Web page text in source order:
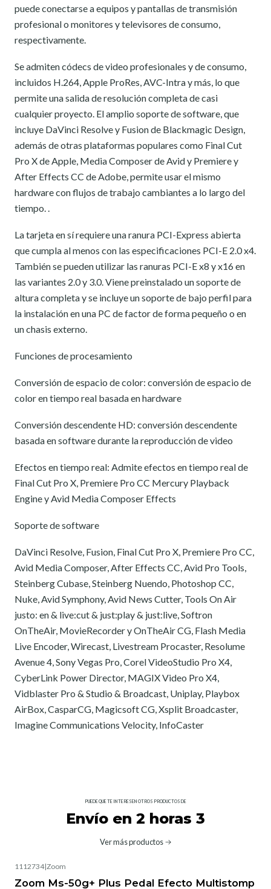
puede conectarse a equipos y pantallas de transmisión
profesional o monitores y televisores de consumo,
respectivamente.
Se admiten códecs de video profesionales y de consumo,
incluidos H.264, Apple ProRes, AVC-Intra y más, lo que
permite una salida de resolución completa de casi
cualquier proyecto. El amplio soporte de software, que
incluye DaVinci Resolve y Fusion de Blackmagic Design,
además de otras plataformas populares como Final Cut
Pro X de Apple, Media Composer de Avid y Premiere y
After Effects CC de Adobe, permite usar el mismo
hardware con flujos de trabajo cambiantes a lo largo del
tiempo. .
La tarjeta en sí requiere una ranura PCI-Express abierta
que cumpla al menos con las especificaciones PCI-E 2.0 x4.
También se pueden utilizar las ranuras PCI-E x8 y x16 en
las variantes 2.0 y 3.0. Viene preinstalado un soporte de
altura completa y se incluye un soporte de bajo perfil para
la instalación en una PC de factor de forma pequeño o en
un chasis externo.
Funciones de procesamiento
Conversión de espacio de color: conversión de espacio de
color en tiempo real basada en hardware
Conversión descendente HD: conversión descendente
basada en software durante la reproducción de video
Efectos en tiempo real: Admite efectos en tiempo real de
Final Cut Pro X, Premiere Pro CC Mercury Playback
Engine y Avid Media Composer Effects
Soporte de software
DaVinci Resolve, Fusion, Final Cut Pro X, Premiere Pro CC,
Avid Media Composer, After Effects CC, Avid Pro Tools,
Steinberg Cubase, Steinberg Nuendo, Photoshop CC,
Nuke, Avid Symphony, Avid News Cutter, Tools On Air
justo: en & live:cut & just:play & just:live, Softron
OnTheAir, MovieRecorder y OnTheAir CG, Flash Media
Live Encoder, Wirecast, Livestream Procaster, Resolume
Avenue 4, Sony Vegas Pro, Corel VideoStudio Pro X4,
CyberLink Power Director, MAGIX Video Pro X4,
Vidblaster Pro & Studio & Broadcast, Uniplay, Playbox
AirBox, CasparCG, Magicsoft CG, Xsplit Broadcaster,
Imagine Communications Velocity, InfoCaster
PUEDE QUE TE INTERESEN OTROS PRODUCTOS DE
Envío en 2 horas 3
Ver más productos
1112734|Zoom
Zoom Ms-50g+ Plus Pedal Efecto Multistomp